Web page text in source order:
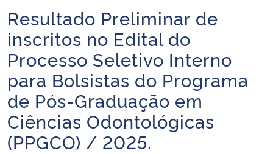
Ministério da Agricultura, Pecuária e Abastecimento
Ministério da Educação
Ministério da Cidadania
Ministério da Saúde
Início do conteúdo
Resultado Preliminar de
inscritos no Edital do
Processo Seletivo Interno
para Bolsistas do Programa
de Pós-Graduação em
Ciências Odontológicas
(PPGCO) / 2025.